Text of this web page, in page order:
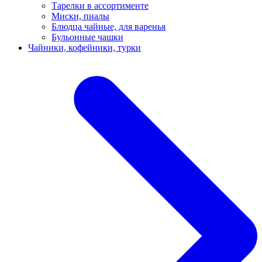
Тарелки в ассортименте
Миски, пиалы
Блюдца чайные, для варенья
Бульонные чашки
Чайники, кофейники, турки